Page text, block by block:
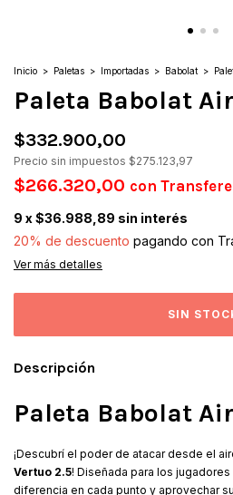
Inicio > Paletas > Importadas > Babolat >
Paleta Babolat
$332.900,00
Precio sin impuestos $275.123,97
$266.320,00 con
9 x$36.988,89 sin interés
20% de descuento pagando con
Ver más detalles
Descripción
Paleta Babolat
¡Descubrí el poder de atacar desde el
Vertuo 2.5! Diseñada para los
diferencia en cada punto y aprovechar